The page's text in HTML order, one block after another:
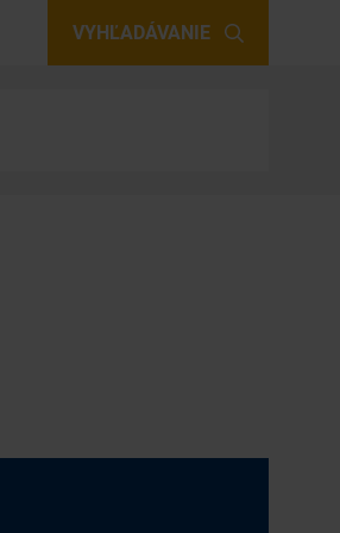
VYHĽADÁVANIE